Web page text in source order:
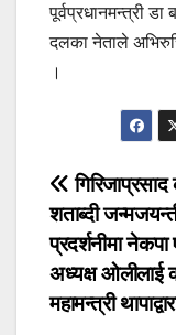
पूर्वप्रधानमन्त्री
दलका नेताले
।
Post
गिरिजाप्रसाद
शताब्दी
प्रदर्शनीमा नेकपा
अध्यक्ष ओलीलाई
महामन्त्री